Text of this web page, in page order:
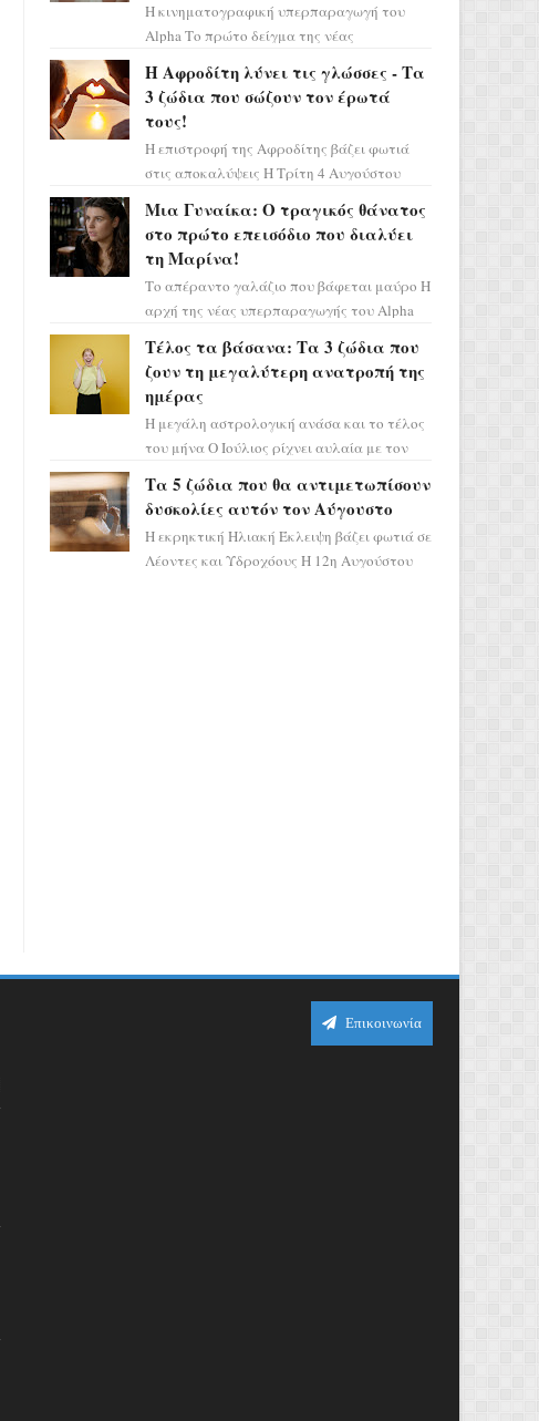
Η κινηματογραφική υπερπαραγωγή του
Alpha Το πρώτο δείγμα της νέας
η αισθητική του ξεπερνά κάθε π...
Η Αφροδίτη λύνει τις γλώσσες - Τα
3 ζώδια που σώζουν τον έρωτά
τους!
Η επιστροφή της Αφροδίτης βάζει φωτιά
στις αποκαλύψεις Η Τρίτη 4 Αυγούστου
ορόσημο, καθώς η Αφροδίτη πρ...
Μια Γυναίκα: Ο τραγικός θάνατος
στο πρώτο επεισόδιο που διαλύει
τη Μαρίνα!
Το απέραντο γαλάζιο που βάφεται μαύρο Η
αρχή της νέας υπερπαραγωγής του Alpha
πλημμυρισμένο από...
Τέλος τα βάσανα: Τα 3 ζώδια που
ζουν τη μεγαλύτερη ανατροπή της
ημέρας
Η μεγάλη αστρολογική ανάσα και το τέλος
του μήνα Ο Ιούλιος ρίχνει αυλαία με τον
περνάει στο ζώδιο τω...
Τα 5 ζώδια που θα αντιμετωπίσουν
δυσκολίες αυτόν τον Αύγουστο
Η εκρηκτική Ηλιακή Έκλειψη βάζει φωτιά σε
Λέοντες και Υδροχόους Η 12η Αυγούστου
Επικοινωνία